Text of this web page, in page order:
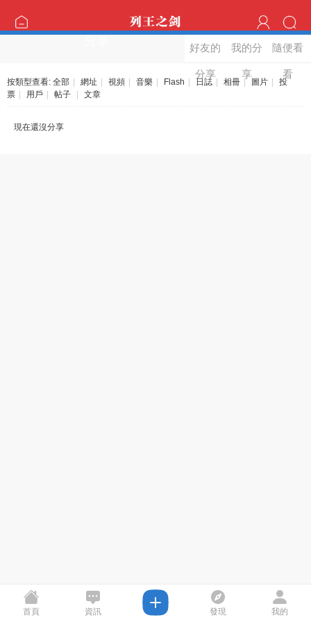
好友的
分享
我的分
享
隨便看
看
按類型查看: 全部 網址 視頻 音樂 Flash 日誌 相冊 | 圖片
投
票
用戶 帖子 文章
現在還沒分享
首頁 資訊 發現 我的